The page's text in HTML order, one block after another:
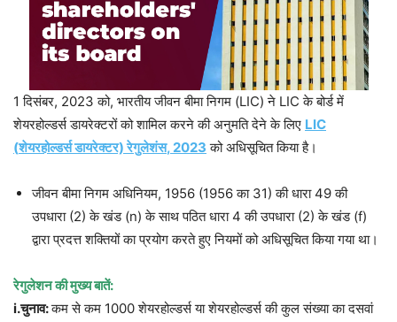
1 दिसंबर, 2023 को, भारतीय जीवन बीमा निगम (LIC) ने LIC के बोर्ड में
शेयरहोल्डर्स डायरेक्टरों को शामिल करने की अनुमति देने के लिए LIC
(शेयरहोल्डर्स डायरेक्टर) रेगुलेशंस, 2023 को अधिसूचित किया है।
जीवन बीमा निगम अधिनियम, 1956 (1956 का 31) की धारा 49 की
उपधारा (2) के खंड (n) के साथ पठित धारा 4 की उपधारा (2) के खंड (f)
द्वारा प्रदत्त शक्तियों का प्रयोग करते हुए नियमों को अधिसूचित किया गया था।
रेगुलेशन की मुख्य बातें:
i.चुनाव:कम से कम 1000 शेयरहोल्डर्स या शेयरहोल्डर्स की कुल संख्या का दसवां